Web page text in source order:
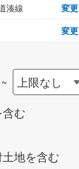
土地
湊線 変更
変更
~
上限なし
む
地を含む